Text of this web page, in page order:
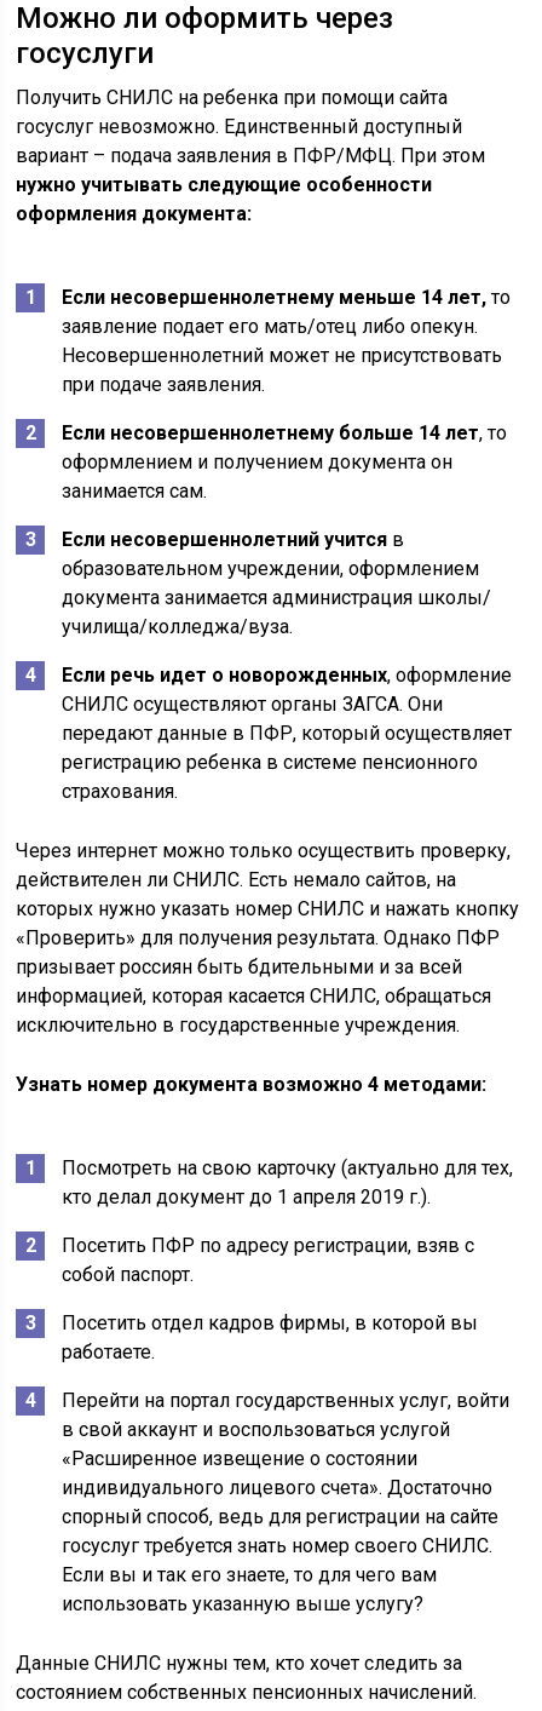
Можно ли оформить через
госуслуги
Получить СНИЛС на ребенка при помощи сайта
госуслуг невозможно. Единственный доступный
вариант – подача заявления в ПФР/МФЦ. При этом
нужно учитывать следующие особенности
оформления документа:
Если несовершеннолетнему меньше 14 лет,то
заявление подает его мать/отец либо опекун.
Несовершеннолетний может не присутствовать
при подаче заявления.
Если несовершеннолетнему больше 14 лет, то
оформлением и получением документа он
занимается сам.
Если несовершеннолетний учится в
образовательном учреждении, оформлением
документа занимается администрация школы/
училища/колледжа/вуза.
Если речь идет о новорожденных, оформление
СНИЛС осуществляют органы ЗАГСА. Они
передают данные в ПФР, который осуществляет
регистрацию ребенка в системе пенсионного
страхования.
Через интернет можно только осуществить проверку,
действителен ли СНИЛС. Есть немало сайтов, на
которых нужно указать номер СНИЛС и нажать кнопку
«Проверить» для получения результата. Однако ПФР
призывает россиян быть бдительными и за всей
информацией, которая касается СНИЛС, обращаться
исключительно в государственные учреждения.
Узнать номер документа возможно 4 методами:
Посмотреть на свою карточку (актуально для тех,
кто делал документ до 1 апреля 2019 г.).
Посетить ПФР по адресу регистрации, взяв с
собой паспорт.
Посетить отдел кадров фирмы, в которой вы
работаете.
Перейти на портал государственных услуг, войти
в свой аккаунт и воспользоваться услугой
«Расширенное извещение о состоянии
индивидуального лицевого счета». Достаточно
спорный способ, ведь для регистрации на сайте
госуслуг требуется знать номер своего СНИЛС.
Если вы и так его знаете, то для чего вам
использовать указанную выше услугу?
Данные СНИЛС нужны тем, кто хочет следить за
состоянием собственных пенсионных начислений.